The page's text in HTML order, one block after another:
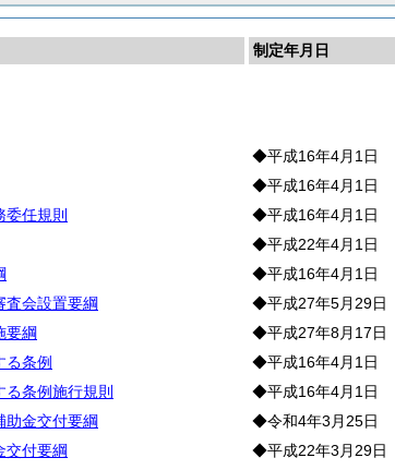
制定年月日
◆平成16年4月1日
◆平成16年4月1日
任規則
◆平成16年4月1日
◆平成22年4月1日
◆平成16年4月1日
査会設置要綱
◆平成27年5月29日
要綱
◆平成27年8月17日
る条例
◆平成16年4月1日
条例施行規則
◆平成16年4月1日
助金交付要綱
◆令和4年3月25日
交付要綱
◆平成22年3月29日